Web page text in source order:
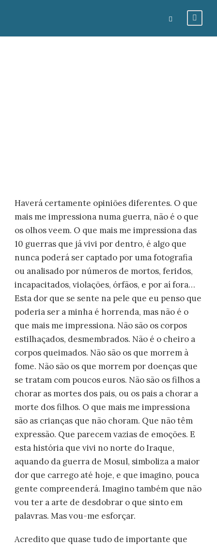
Haverá certamente opiniões diferentes. O que
mais me impressiona numa guerra, não é o que
os olhos veem. O que mais me impressiona das
10 guerras que já vivi por dentro, é algo que
nunca poderá ser captado por uma fotografia
ou analisado por números de mortos, feridos,
incapacitados, violações, órfãos, e por aí fora…
Esta dor que se sente na pele que eu penso que
poderia ser a minha é horrenda, mas não é o
que mais me impressiona. Não são os corpos
estilhaçados, desmembrados. Não é o cheiro a
corpos queimados. Não são os que morrem à
fome. Não são os que morrem por doenças que
se tratam com poucos euros. Não são os filhos a
chorar as mortes dos pais, ou os pais a chorar a
morte dos filhos. O que mais me impressiona
são as crianças que não choram. Que não têm
expressão. Que parecem vazias de emoções. E
esta história que vivi no norte do Iraque,
aquando da guerra de Mosul, simboliza a maior
dor que carrego até hoje, e que imagino, pouca
gente compreenderá. Imagino também que não
vou ter a arte de desdobrar o que sinto em
palavras. Mas vou-me esforçar.
Acredito que quase tudo de importante que